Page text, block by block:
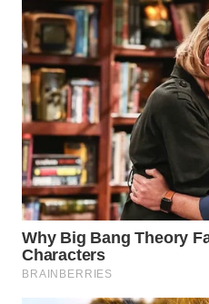
WN
SEMARANG
WN
SOLO
WN
BOROBUDUR
WN
MADURA
WN
SURABAYA